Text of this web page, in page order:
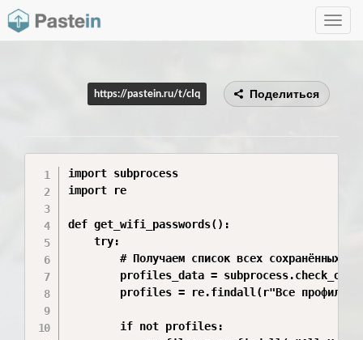
Toggle
https://pastein.ru/t/cIq Поделиться
import subprocess
import re
def get_wifi_passwords():
    try:
# Получаем список всех сохранённых
profiles_data =
profiles = re.findall(r"Все профили
        if not profiles: